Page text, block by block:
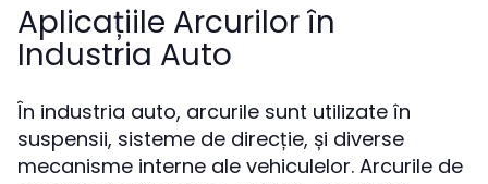
Aplicațiile Arcurilor în
Industria Auto
În industria auto, arcurile sunt utilizate în
suspensii, sisteme de direcție, și diverse
mecanisme interne ale vehiculelor. Arcurile de